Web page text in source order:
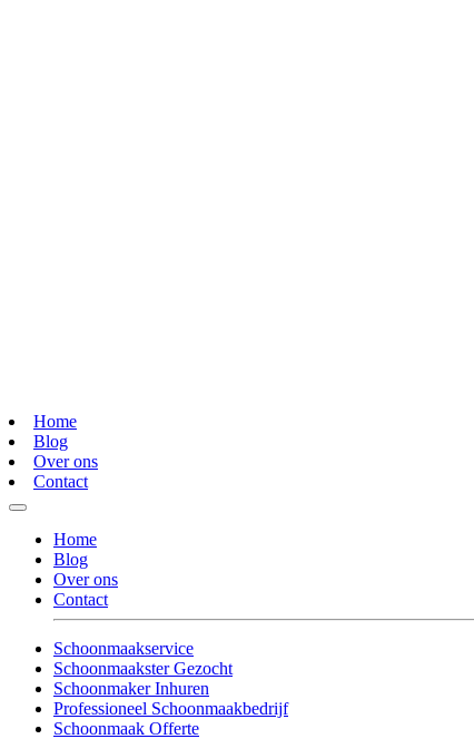
Home
Blog
Over ons
Contact
Home
Blog
Over ons
Contact
Schoonmaakservice
Schoonmaakster Gezocht
Schoonmaker Inhuren
Professioneel Schoonmaakbedrijf
Schoonmaak Offerte